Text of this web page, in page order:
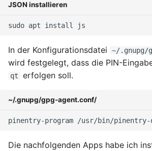
JSON installieren
sudo apt install
In der Konfigurationsdatei ~/.gnupg/
wird festgelegt, dass die PIN-
qt
erfolgen soll.
~/.gnupg/gpg-agent.conf/
pinentry-program
Die nachfolgenden Apps habe ich